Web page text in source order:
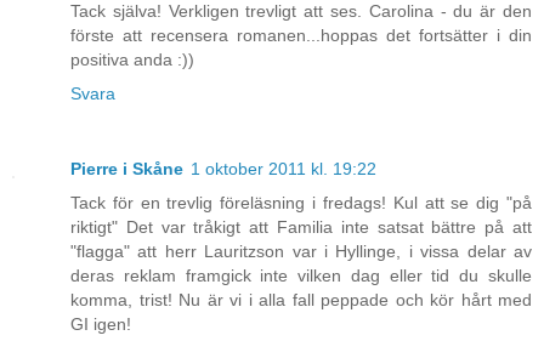
Tack själva! Verkligen trevligt att ses. Carolina - du är den
förste att recensera romanen...hoppas det fortsätter i din
positiva anda :))
Svara
Pierre i Skåne 1 oktober 2011 kl. 19:22
Tack för en trevlig föreläsning i fredags! Kul att se dig "på
riktigt" Det var tråkigt att Familia inte satsat bättre på att
"flagga" att herr Lauritzson var i Hyllinge, i vissa delar av
deras reklam framgick inte vilken dag eller tid du skulle
komma, trist! Nu är vi i alla fall peppade och kör hårt med
GI igen!